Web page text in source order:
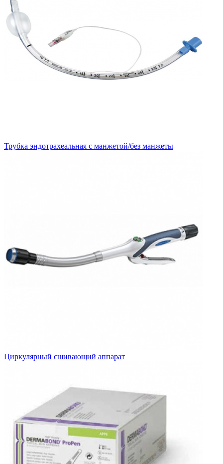
Трубка эндотрахеальная с манжетой/без манжеты
Циркулярный сшивающий аппарат